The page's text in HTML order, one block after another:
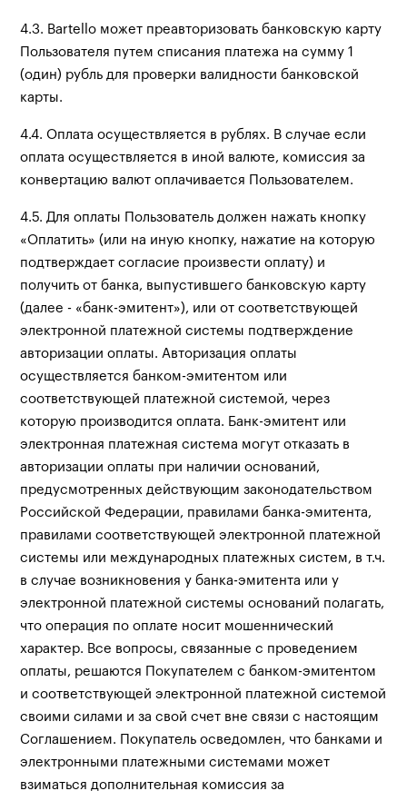
4.3. Bartello может преавторизовать банковскую карту
Пользователя путем списания платежа на сумму 1
(один) рубль для проверки валидности банковской
карты.
4.4. Оплата осуществляется в рублях. В случае если
оплата осуществляется в иной валюте, комиссия за
конвертацию валют оплачивается Пользователем.
4.5. Для оплаты Пользователь должен нажать кнопку
«Оплатить» (или на иную кнопку, нажатие на которую
подтверждает согласие произвести оплату) и
получить от банка, выпустившего банковскую карту
(далее - «банк-эмитент»), или от соответствующей
электронной платежной системы подтверждение
авторизации оплаты. Авторизация оплаты
осуществляется банком-эмитентом или
соответствующей платежной системой, через
которую производится оплата. Банк-эмитент или
электронная платежная система могут отказать в
авторизации оплаты при наличии оснований,
предусмотренных действующим законодательством
Российской Федерации, правилами банка-эмитента,
правилами соответствующей электронной платежной
системы или международных платежных систем, в т.ч.
в случае возникновения у банка-эмитента или у
электронной платежной системы оснований полагать,
что операция по оплате носит мошеннический
характер. Все вопросы, связанные с проведением
оплаты, решаются Покупателем с банком-эмитентом
и соответствующей электронной платежной системой
своими силами и за свой счет вне связи с настоящим
Соглашением. Покупатель осведомлен, что банками и
электронными платежными системами может
взиматься дополнительная комиссия за